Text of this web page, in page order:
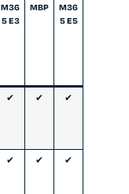
M36
5 E3
MBP
M36
5 E5
✔ ✔ ✔
✔ ✔ ✔